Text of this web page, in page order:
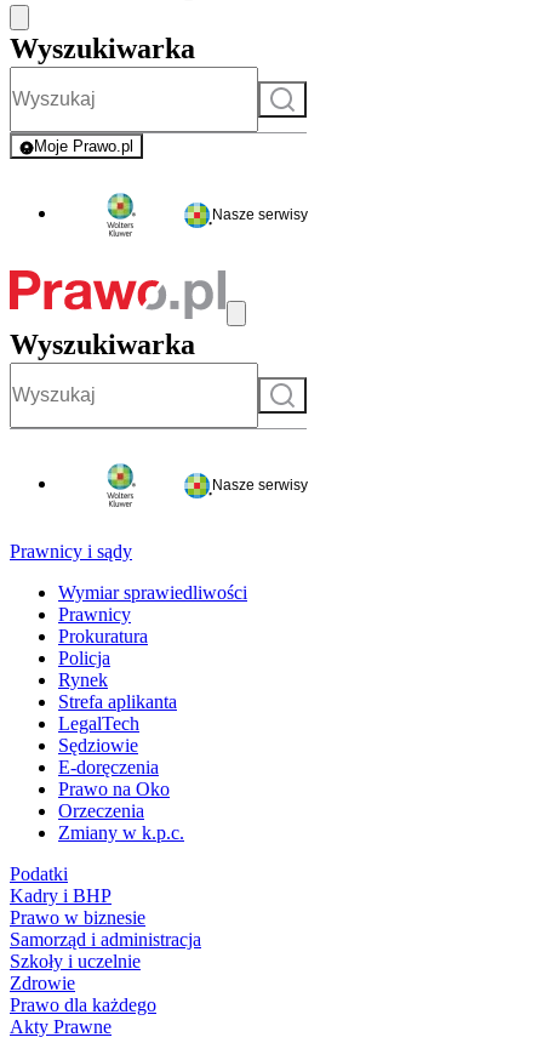
Wyszukiwarka
Szukaj
Moje Prawo.pl
- rejestracja i logowanie do serwisu
Nasze serwisy
Wyszukiwarka
Szukaj
Nasze serwisy
Prawnicy i sądy
Wymiar sprawiedliwości
Prawnicy
Prokuratura
Policja
Rynek
Strefa aplikanta
LegalTech
Sędziowie
E-doręczenia
Prawo na Oko
Orzeczenia
Zmiany w k.p.c.
Podatki
Kadry i BHP
Prawo w biznesie
Samorząd i administracja
Szkoły i uczelnie
Zdrowie
Prawo dla każdego
Akty Prawne